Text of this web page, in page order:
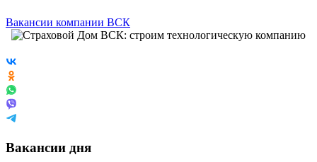
Вакансии компании ВСК
Вакансии дня